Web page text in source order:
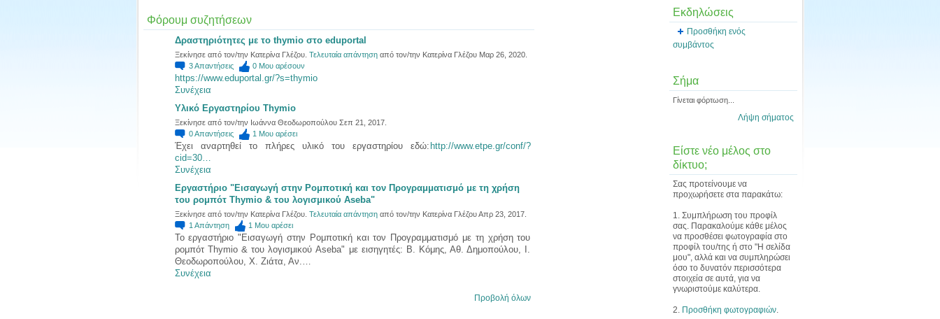
Φόρουμ συζητήσεων
Δραστηριότητες με το thymio στο eduportal
Ξεκίνησε από τον/την Κατερίνα Γλέζου. Τελευταία απάντησηαπό τον/την Κατερίνα Γλέζου Μαρ 26, 2020.
3Απαντήσεις 0 Μου αρέσουν
https://www.eduportal.gr/?s=thymio
Συνέχεια
Υλικό Εργαστηρίου Thymio
Ξεκίνησε από τον/την Ιωάννα Θεοδωροπούλου Σεπ 21, 2017.
0Απαντήσεις 1 Μου αρέσει
Έχει αναρτηθεί το πλήρες υλικό του εργαστηρίου εδώ: http://www.etpe.gr/conf/?
cid=30…
Συνέχεια
Εργαστήριο "Εισαγωγή στην Ρομποτική και τον Προγραμματισμό με τη χρήση
του ρομπότ Thymio & του λογισμικού Aseba"
Ξεκίνησε από τον/την Κατερίνα Γλέζου. Τελευταία απάντησηαπό τον/την Κατερίνα Γλέζου Απρ 23, 2017.
1 Απάντηση 1 Μου αρέσει
Το εργαστήριο "Εισαγωγή στην Ρομποτική και τον Προγραμματισμό με τη χρήση του
ρομπότ Thymio & του λογισμικού Aseba" με εισηγητές: Β. Κόμης, Αθ. Δημοπούλου, Ι.
Θεοδωροπούλου, Χ. Ζιάτα, Αν.…
Συνέχεια
Προβολή όλων
Εκδηλώσεις
Προσθήκη ενός
συμβάντος
Σήμα
Γίνεται φόρτωση...
Λήψη σήματος
Είστε νέο μέλος στο
δίκτυο;
Σας προτείνουμε να
προχωρήσετε στα παρακάτω:
1. Συμπλήρωση του προφίλ
σας. Παρακαλούμε κάθε μέλος
να προσθέσει φωτογραφία στο
προφίλ του/της ή στο "Η σελίδα
μου", αλλά και να συμπληρώσει
όσο το δυνατόν περισσότερα
στοιχεία σε αυτά, για να
γνωριστούμε καλύτερα.
2. Προσθήκη φωτογραφιών.